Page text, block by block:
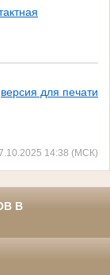
версия для печати
14:38 (МСК)
В